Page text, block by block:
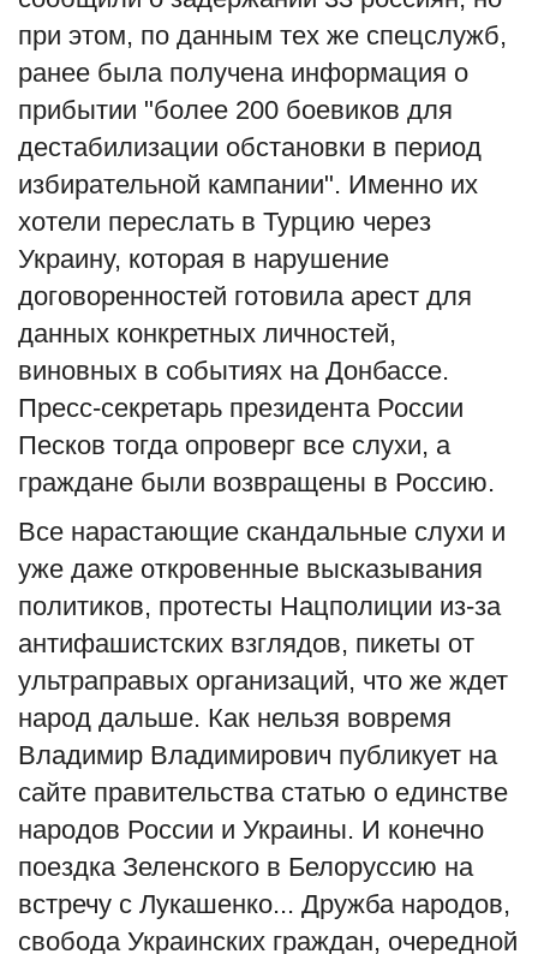
при этом, по данным тех же спецслужб,
ранее была получена информация о
прибытии "более 200 боевиков для
дестабилизации обстановки в период
избирательной кампании". Именно их
хотели переслать в Турцию через
Украину, которая в нарушение
договоренностей готовила арест для
данных конкретных личностей,
виновных в событиях на Донбассе.
Пресс-секретарь президента России
Песков тогда опроверг все слухи, а
граждане были возвращены в Россию.
Все нарастающие скандальные слухи и
уже даже откровенные высказывания
политиков, протесты Нацполиции из-за
антифашистских взглядов, пикеты от
ультраправых организаций, что же ждет
народ дальше. Как нельзя вовремя
Владимир Владимирович публикует на
сайте правительства статью о единстве
народов России и Украины. И конечно
поездка Зеленского в Белоруссию на
встречу с Лукашенко... Дружба народов,
свобода Украинских граждан, очередной